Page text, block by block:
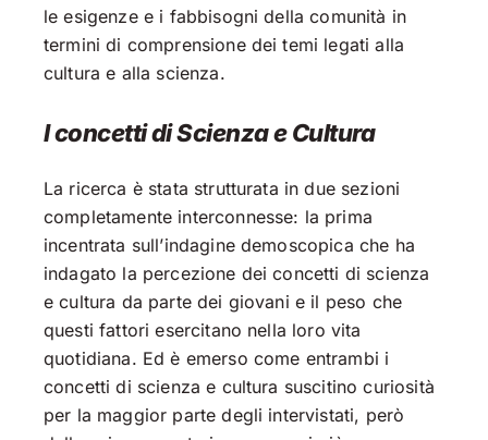
le esigenze e i fabbisogni della comunità in
termini di comprensione dei temi legati alla
cultura e alla scienza.
I concetti di Scienza e Cultura
La ricerca è stata strutturata in due sezioni
completamente interconnesse: la prima
incentrata sull’indagine demoscopica che ha
indagato la percezione dei concetti di scienza
e cultura da parte dei giovani e il peso che
questi fattori esercitano nella loro vita
quotidiana. Ed è emerso come entrambi i
concetti di scienza e cultura suscitino curiosità
per la maggior parte degli intervistati, però